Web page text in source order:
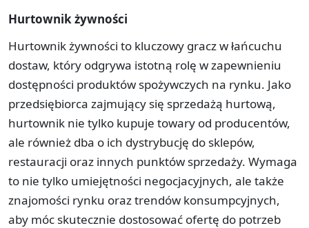
Hurtownik żywności
Hurtownik żywności to kluczowy gracz w łańcuchu
dostaw, który odgrywa istotną rolę w zapewnieniu
dostępności produktów spożywczych na rynku. Jako
przedsiębiorca zajmujący się sprzedażą hurtową,
hurtownik nie tylko kupuje towary od producentów,
ale również dba o ich dystrybucję do sklepów,
restauracji oraz innych punktów sprzedaży. Wymaga
to nie tylko umiejętności negocjacyjnych, ale także
znajomości rynku oraz trendów konsumpcyjnych,
aby móc skutecznie dostosować ofertę do potrzeb